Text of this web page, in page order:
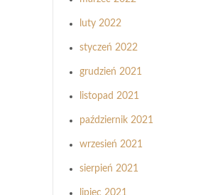
luty 2022
styczeń 2022
grudzień 2021
listopad 2021
październik 2021
wrzesień 2021
sierpień 2021
lipiec 2021